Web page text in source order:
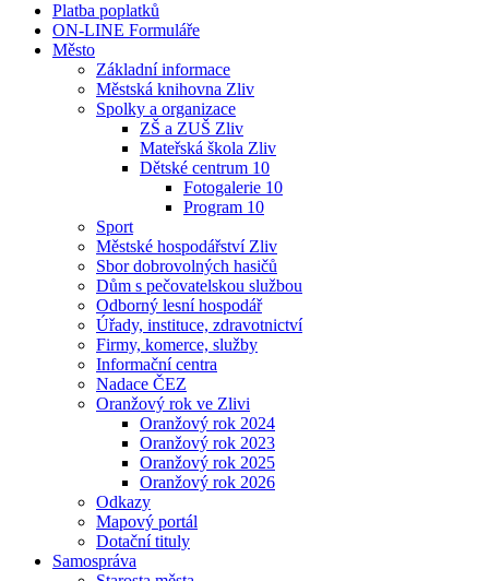
Platba poplatků
ON-LINE Formuláře
Město
Základní informace
Městská knihovna Zliv
Spolky a organizace
ZŠ a ZUŠ Zliv
Mateřská škola Zliv
Dětské centrum 10
Fotogalerie 10
Program 10
Sport
Městské hospodářství Zliv
Sbor dobrovolných hasičů
Dům s pečovatelskou službou
Odborný lesní hospodář
Úřady, instituce, zdravotnictví
Firmy, komerce, služby
Informační centra
Nadace ČEZ
Oranžový rok ve Zlivi
Oranžový rok 2024
Oranžový rok 2023
Oranžový rok 2025
Oranžový rok 2026
Odkazy
Mapový portál
Dotační tituly
Samospráva